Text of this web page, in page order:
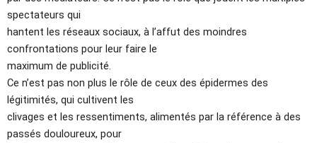
spectateurs qui
hantent les réseaux sociaux, à l’affut des moindres
confrontations pour leur faire le
maximum de publicité.
Ce n’est pas non plus le rôle de ceux des épidermes des
légitimités, qui cultivent les
clivages et les ressentiments, alimentés par la référence à des
passés douloureux, pour